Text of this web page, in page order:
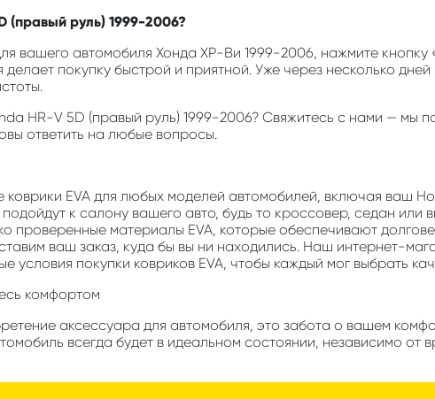
(правый руль) 1999-2006?
вашего автомобиля Хонда ХР-Ви 1999-2006, нажмите кнопку
покупку быстрой и приятной. Уже через несколько
HR-V 5D (правый руль) 1999-2006? Свяжитесь с нами —
ответить на любые вопросы.
коврики EVA для любых моделей автомобилей, включая ваш
к салону вашего авто, будь то кроссовер, седан или
проверенные материалы EVA, которые обеспечивают
ваш заказ, куда бы вы ни находились. Наш интернет-
условия покупки ковриков EVA, чтобы каждый мог выбрать
комфортом
аксессуара для автомобиля, это забота о вашем
всегда будет в идеальном состоянии, независимо от